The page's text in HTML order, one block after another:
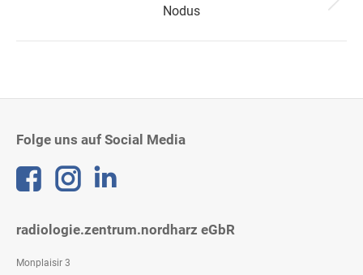
Next
Nodus
Folge uns auf Social Media
Linkedin
radiologie.zentrum.nordharz eGbR
Monplaisir 3